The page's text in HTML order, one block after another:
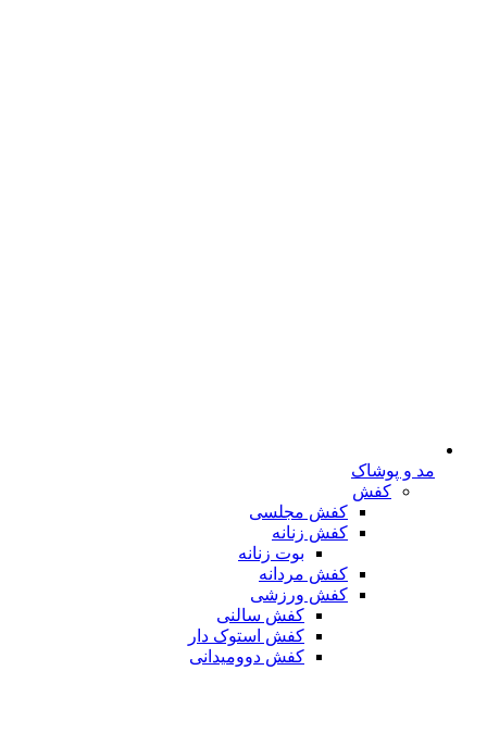
مد و پوشاک
کفش
کفش مجلسی
کفش زنانه
بوت زنانه
کفش مردانه
کفش ورزشی
کفش سالنی
کفش استوک دار
کفش دوومیدانی